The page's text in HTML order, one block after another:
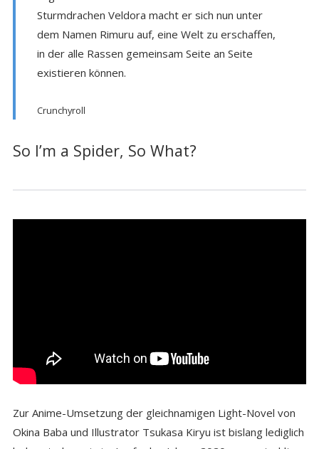
Sturmdrachen Veldora macht er sich nun unter
dem Namen Rimuru auf, eine Welt zu erschaffen,
in der alle Rassen gemeinsam Seite an Seite
existieren können.
Crunchyroll
So I’m a Spider, So What?
Zur Anime-Umsetzung der gleichnamigen Light-Novel von
Okina Baba und Illustrator Tsukasa Kiryu ist bislang lediglich